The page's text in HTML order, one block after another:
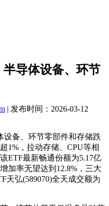
导体设备、环节
| 发布时间：2026-03-12
备、环节零部件和存储跌
1%，拉动存储、CPU等相
ETF最新畅通份额为5.17亿
加率无望达到12.8%，三大
天弘(589070)全天成交额为